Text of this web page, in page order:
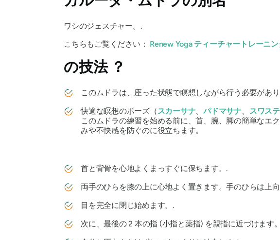
ワシのジェスチャー。.
こちらもご覧ください： Renew Yoga ティーチャートレーニ
の技法 ？
このムドラは、座った状態で瞑想しながら行う必要があ
快適な瞑想のポーズ（スカーサナ、パドマサナ、 スワス
このムドラの練習を始める前に、首、腕、脚の簡単なエ
みや不快感を防ぐのに役立ちます。
首と背骨を心地よくまっすぐに保ちます。.
両手のひらを膝の上に心地よく置きます。手のひらは上
目を完全に閉じ始めます。.
次に、最後の 2 本の指 (小指と薬指) を親指に近づけます